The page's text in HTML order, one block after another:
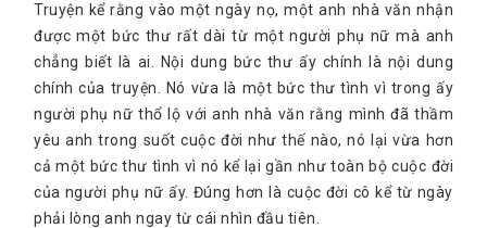
Truyện kể rằng vào một ngày nọ, một anh nhà văn nhận
được một bức thư rất dài từ một người phụ nữ mà anh
chẳng biết là ai. Nội dung bức thư ấy chính là nội dung
chính của truyện. Nó vừa là một bức thư tình vì trong ấy
người phụ nữ thổ lộ với anh nhà văn rằng mình đã thầm
yêu anh trong suốt cuộc đời như thế nào, nó lại vừa hơn
cả một bức thư tình vì nó kể lại gần như toàn bộ cuộc đời
của người phụ nữ ấy. Đúng hơn là cuộc đời cô kể từ ngày
phải lòng anh ngay từ cái nhìn đầu tiên.